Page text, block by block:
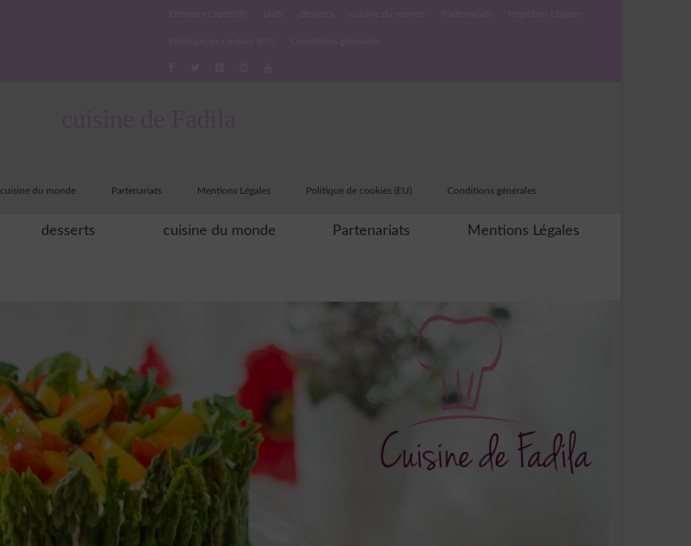
cuisine du monde Partenariats Mentions Légales Politique de cookies (EU) Conditions générales
desserts cuisine du monde Partenariats Mentions Légales